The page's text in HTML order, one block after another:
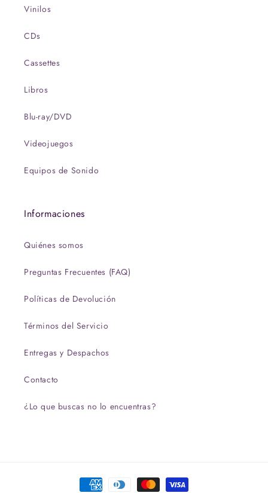
Vinilos
CDs
Cassettes
Libros
Blu-ray/DVD
Videojuegos
Equipos de Sonido
Informaciones
Quiénes somos
Preguntas Frecuentes (FAQ)
Políticas de Devolución
Términos del Servicio
Entregas y Despachos
Contacto
¿Lo que buscas no lo encuentras?
Formas